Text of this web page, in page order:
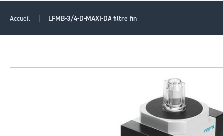
Accueil LFMB-3/4-D-MAXI-DA filtre fin